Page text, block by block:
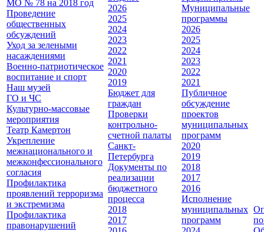
МО № 78 на 2018 год
Проведение
общественных
обсуждений
Уход за зелеными
насаждениями
Военно-патриотическое
воспитание и спорт
Наш музей
ГО и ЧС
Культурно-массовые
мероприятия
Театр Камертон
Укрепление
межнационального и
межконфессионального
согласия
Профилактика
проявлений терроризма
и экстремизма
Профилактика
правонарушений
2026
2025
2024
2023
2022
2021
2020
2019
Бюджет для
граждан
Проверки
контрольно-
счетной палаты
Санкт-
Петербурга
Документы по
реализации
бюджетного
процесса
2018
2017
Муниципальные
программы
2026
2025
2024
2023
2022
2021
Публичное
обсуждение
проектов
муниципальных
программ
2020
2019
2018
2017
2016
Исполнение
муниципальных
программ